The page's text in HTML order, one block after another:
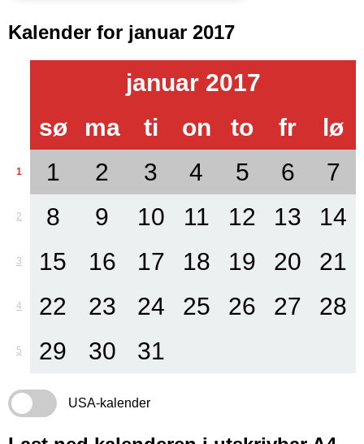
Kalender for januar 2017
januar 2017
sø
ma ti on to fr lø
1 1 2 3 4 5 6 7
2 8 9 10 11 12 13 14
3 15 16 17 18 19 20 21
4 22 23 24 25 26 27 28
5 29 30 31
USA-kalender